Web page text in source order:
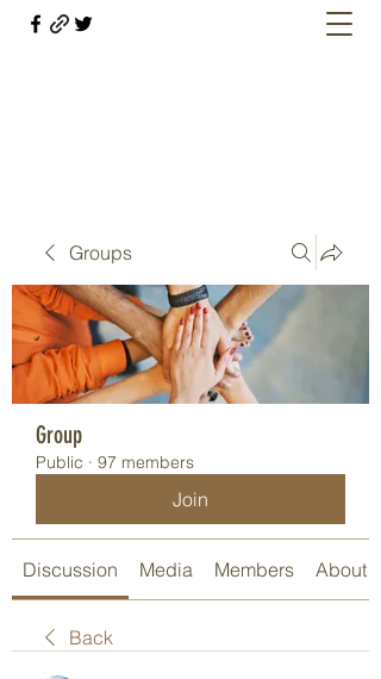
Groups
Group
Public · 97 members
Join
Discussion Media Members About
Back